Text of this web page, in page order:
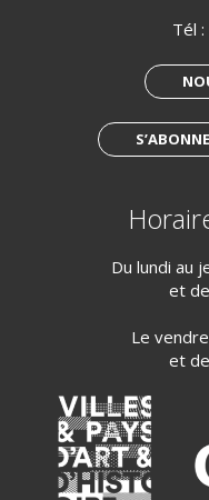
Tél :
Du lundi au
et
Le
et